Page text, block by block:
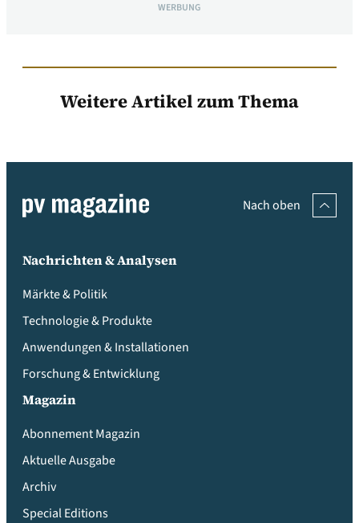
WERBUNG
Weitere Artikel zum Thema
Nach oben
Nachrichten & Analysen
Märkte & Politik
Technologie & Produkte
Anwendungen & Installationen
Forschung & Entwicklung
Magazin
Abonnement Magazin
Aktuelle Ausgabe
Archiv
Special Editions